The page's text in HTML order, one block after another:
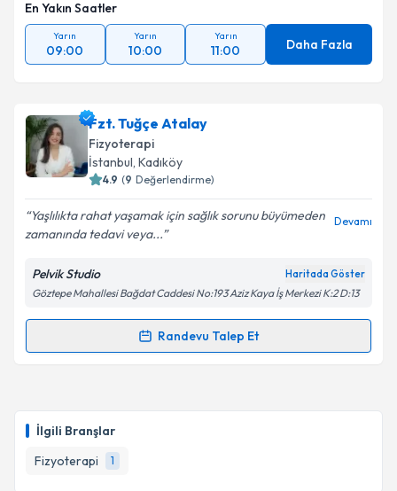
İlgili Branşlar
Fizyoterapi
1
kapsamda işlenmesini kabul ediyorum.
En Yakın Saatler
Yarın
09:00
Yarın
10:00
Yarın
11:00 Daha Fazla
Fzt. Tuğçe Atalay
Fizyoterapi
İstanbul, Kadıköy
4.9 (9 Değerlendirme)
Yaşlılıkta rahat yaşamak için sağlık sorunu büyümeden
zamanında tedavi veya...
Devamı
Pelvik Studio Haritada Göster
Göztepe Mahallesi Bağdat Caddesi No:193 Aziz Kaya İş Merkezi K:2 D:13
Randevu Talep Et
Randevu Takvimi Talebi
takvim hazırlandığında e-posta ile bilgilendireceğiz.
E-posta Adresiniz